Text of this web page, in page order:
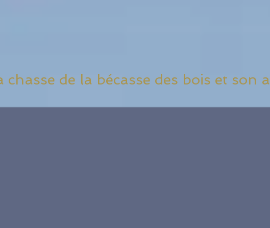
chasse de la bécasse des bois et son